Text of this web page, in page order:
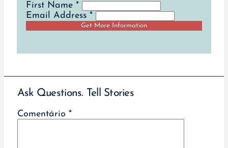
First Name *
Email Address *
Ask Questions. Tell Stories
Comentário *